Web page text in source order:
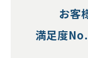
お客
満足度